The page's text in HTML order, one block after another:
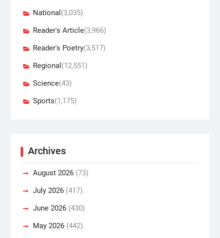
National (3,035)
Reader's Article(3,966)
Reader's Poetry(3,517)
Regional (12,551)
Science(43)
Sports(1,175)
Archives
August 2026(73)
July 2026(417)
June 2026(430)
May 2026(442)